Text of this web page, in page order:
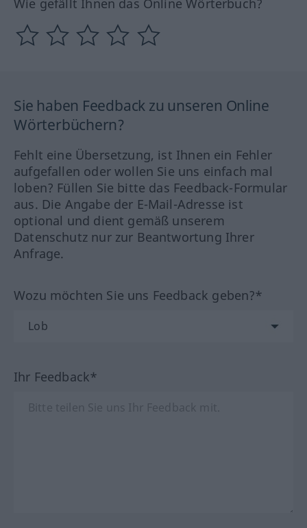
Wie gefällt Ihnen das Online Wörterbuch?
Sie haben Feedback zu unseren Online
Wörterbüchern?
Fehlt eine Übersetzung, ist Ihnen ein Fehler
aufgefallen oder wollen Sie uns einfach mal
loben? Füllen Sie bitte das Feedback-Formular
aus. Die Angabe der E-Mail-Adresse ist
optional und dient gemäß unserem
Datenschutz nur zur Beantwortung Ihrer
Anfrage.
Wozu möchten Sie uns Feedback geben?*
Ihr Feedback*